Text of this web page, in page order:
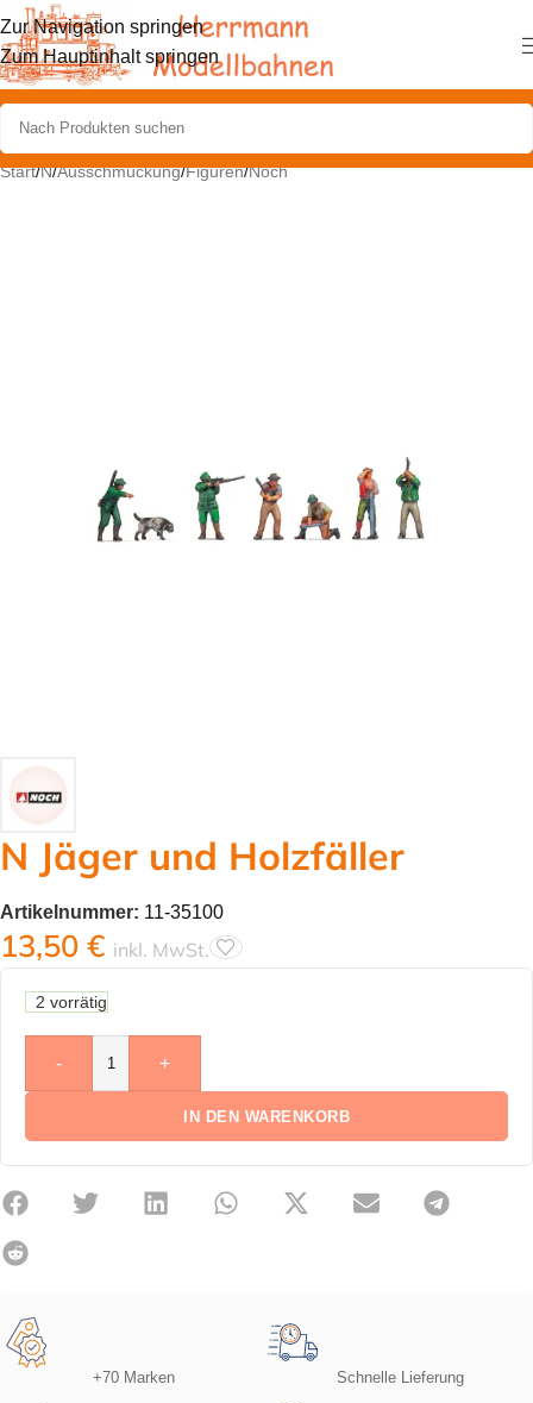
Zur Navigation springen
Zum Hauptinhalt springen
Start/N/Ausschmückung/Figuren/Noch
N Jäger und Holzfäller
Artikelnummer: 11-35100
13,50 € inkl. MwSt.
2 vorrätig
- +
IN DEN WARENKORB
+70 Marken Schnelle Lieferung